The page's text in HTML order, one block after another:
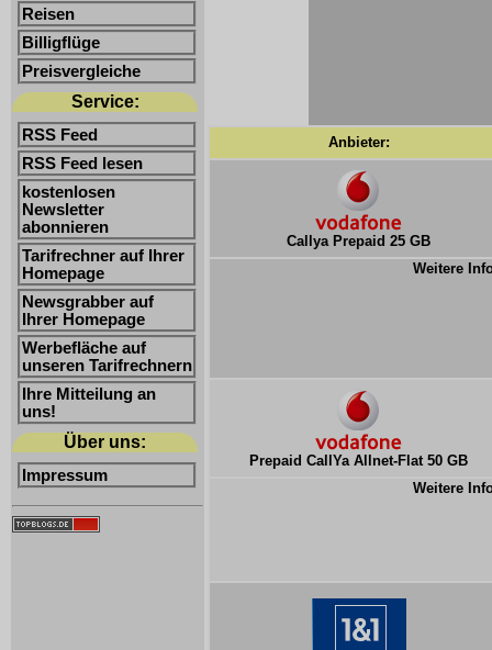
Reisen
Billigflüge
Preisvergleiche
Service:
RSS Feed
RSS Feed lesen
kostenlosen
Newsletter
abonnieren
Tarifrechner auf Ihrer
Homepage
Newsgrabber auf
Ihrer Homepage
Werbefläche auf
unseren Tarifrechnern
Ihre Mitteilung an
uns!
Über uns:
Impressum
Anbieter:
Callya Prepaid 25 GB
Weitere
Prepaid CallYa Allnet-Flat 50 GB
Weitere